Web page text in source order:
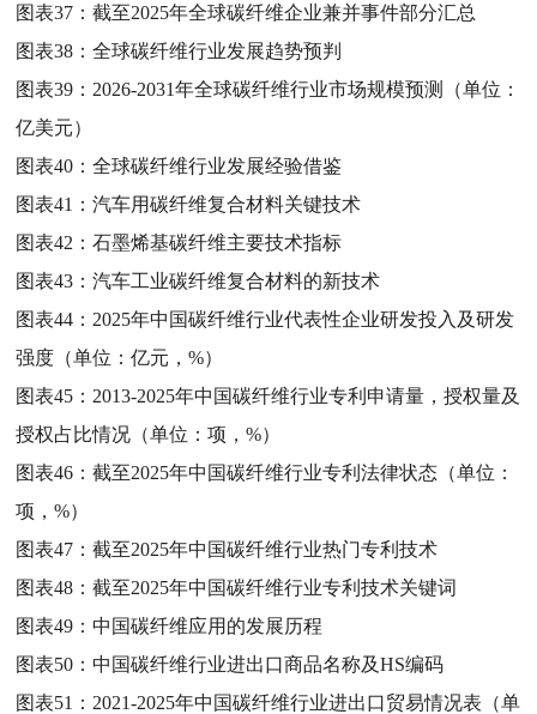
图表37：截至2025年全球碳纤维企业兼并事件部分汇总
图表38：全球碳纤维行业发展趋势预判
图表39： 2026-2031年全球碳纤维行业市场规模预测（单位：
亿美元）
图表40：全球碳纤维行业发展经验借鉴
图表41：汽车用碳纤维复合材料关键技术
图表42：石墨烯基碳纤维主要技术指标
图表43：汽车工业碳纤维复合材料的新技术
图表44： 2025年中国碳纤维行业代表性企业研发投入及研发
强度（单位：亿元，%）
图表45： 2013-2025年中国碳纤维行业专利申请量，授权量及
授权占比情况（单位：项，%）
图表46：截至2025年中国碳纤维行业专利法律状态（单位：
项，%）
图表47：截至2025年中国碳纤维行业热门专利技术
图表48：截至2025年中国碳纤维行业专利技术关键词
图表49：中国碳纤维应用的发展历程
图表50：中国碳纤维行业进出口商品名称及HS编码
图表51： 2021-2025年中国碳纤维行业进出口贸易情况表（单